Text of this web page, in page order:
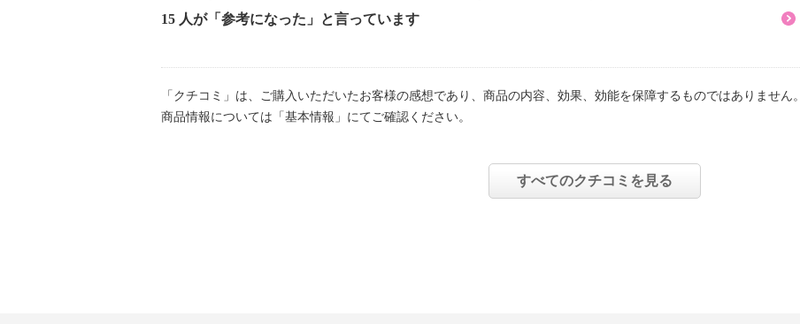
【重さ】
約２．１５ｋｇ（スリムフラフィクリーナーヘッド、パイ
プ含む）
15 人が「参考になった」と言っています
「クチコミ」は、ご購入いただいたお客様の感想であり、商品の内容、効果、効能を保障するものではありません。
商品情報については「基本情報」にてご確認ください。
すべてのクチコミを見る